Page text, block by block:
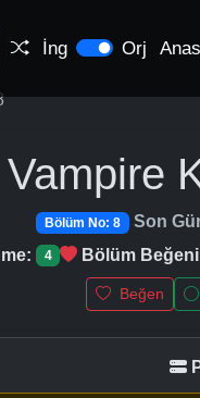
İng Orj
Vampire
Bölüm No: 8 Son
4 Bölüm
Beğen